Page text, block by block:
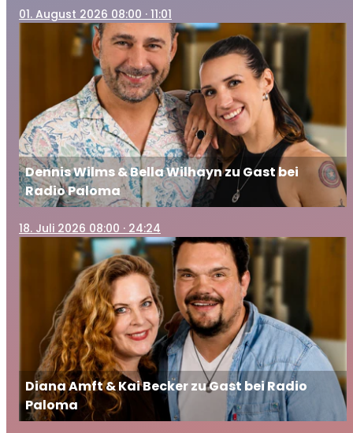
01. August 2026 08:00 · 11:01
Dennis Wilms & Bella Wilhayn zu Gast bei
Radio Paloma
18. Juli 2026 08:00 · 24:24
Diana Amft & Kai Becker zu Gast bei Radio
Paloma